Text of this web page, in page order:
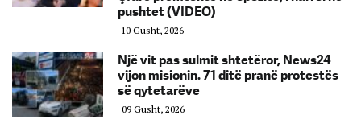
pushtet (VIDEO)
10 Gusht, 2026
Një vit pas sulmit shtetëror, News24
vijon misionin. 71 ditë pranë protestës
së qytetarëve
09 Gusht, 2026